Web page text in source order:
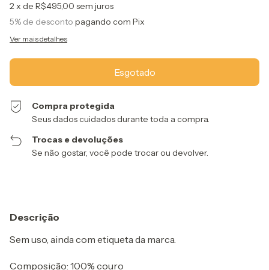
2x de R$495,00 sem juros
5% de desconto pagando com Pix
Ver mais detalhes
Compra protegida
Seus dados cuidados durante toda a compra.
Trocas e devoluções
Se não gostar, você pode trocar ou devolver.
Descrição
Sem uso, ainda com etiqueta da marca.
Composição: 100% couro